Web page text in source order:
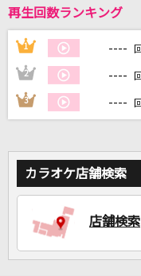
再生回数ランキング
1 ---- 回
2 ---- 回
3 ---- 回
カラオケ店舗検索
店舗検索